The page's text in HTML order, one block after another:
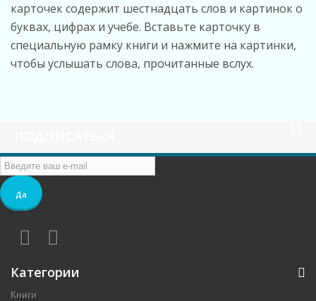
карточек содержит шестнадцать слов и картинок о
буквах, цифрах и учебе. Вставьте карточку в
специальную рамку книги и нажмите на картинки,
чтобы услышать слова, прочитанные вслух.
Да
Категории
Книги